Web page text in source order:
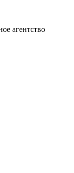
агентство